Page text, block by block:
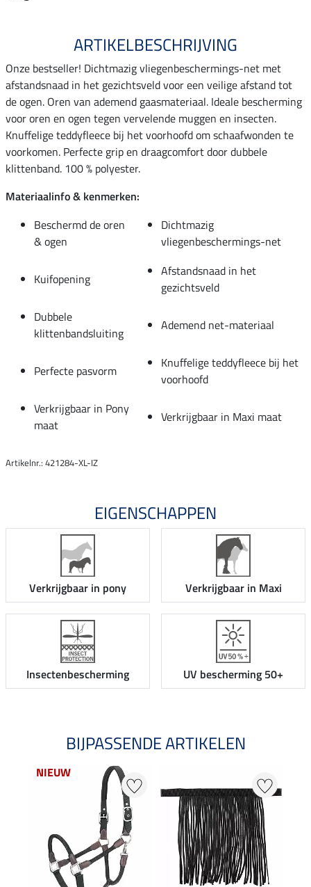
ARTIKELBESCHRIJVING
Onze bestseller! Dichtmazig vliegenbeschermings-net met
afstandsnaad in het gezichtsveld voor een veilige afstand tot
de ogen. Oren van ademend gaasmateriaal. Ideale bescherming
voor oren en ogen tegen vervelende muggen en insecten.
Knuffelige teddyfleece bij het voorhoofd om schaafwonden te
voorkomen. Perfecte grip en draagcomfort door dubbele
klittenband. 100 % polyester.
Materiaalinfo & kenmerken:
Beschermd de oren
& ogen
Dichtmazig
vliegenbeschermings-net
Kuifopening
Afstandsnaad in het
gezichtsveld
Dubbele
klittenbandsluiting
Ademend net-materiaal
Perfecte pasvorm
Knuffelige teddyfleece bij het
voorhoofd
Verkrijgbaar in Pony
maat
Verkrijgbaar in Maxi maat
Artikelnr.: 421284-XL-IZ
EIGENSCHAPPEN
Verkrijgbaar in pony Verkrijgbaar in Maxi
Insectenbescherming UV bescherming 50+
BIJPASSENDE ARTIKELEN
NIEUW